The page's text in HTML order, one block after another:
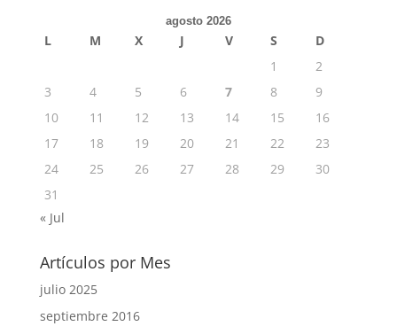
agosto 2026
L M X J V S
D
1
2
3
4 5 6 7 8
9
10
11 12 13 14 15
16
17
18 19 20 21 22
23
24
25 26 27 28 29
30
31
« Jul
Artículos por Mes
julio 2025
septiembre 2016